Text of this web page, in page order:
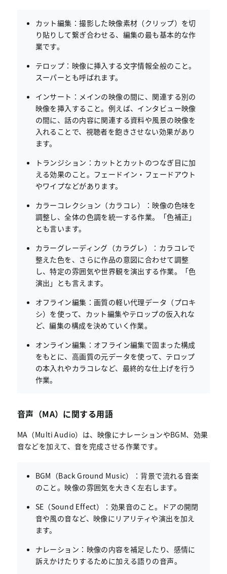
カット編集：撮影した映像素材（クリップ）を切
り貼りして繋ぎ合わせる、編集の最も基本的な作
業です。
テロップ：映像に挿入する文字情報全般のこと。
スーパーとも呼ばれます。
インサート：メインの映像の間に、関連する別の
映像を挿入すること。例えば、インタビュー映像
の間に、話の内容に関連する資料や風景の映像を
入れることで、視聴者を飽きさせない効果があり
ます。
トランジション：カットとカットのつなぎ目に加
える効果のこと。フェードイン・フェードアウト
やワイプなどがあります。
カラーコレクション（カラコレ）：映像の色味を
調整し、全体の色調を統一する作業。「色補正」
とも言います。
カラーグレーディング（カラグレ）：カラコレで
整えた色を、さらに作品の意図に合わせて調整
し、特定の雰囲気や世界観を演出する作業。「色
演出」とも言えます。
オフライン編集：画質の軽い代理データ（プロキ
シ）を使って、カット編集やテロップの仮入れな
ど、編集の構成を決めていく作業。
オンライン編集：オフライン編集で固まった構成
をもとに、高画質の元データを使って、テロップ
の本入れやカラコレなど、最終的な仕上げを行う
作業。
音声（MA）に関する用語
MA（Multi Audio）は、映像にナレーションやBGM、効果
音などを加えて、音を完成させる作業です。
BGM（Back Ground Music）：背景で流れる音楽
のこと。映像の雰囲気を大きく左右します。
SE（Sound Effect）：効果音のこと。ドアの開閉
音や風の音など、映像にリアリティや演出を加え
ます。
ナレーション：映像の内容を補足したり、感情に
訴えかけたりするために加える語りの音声。